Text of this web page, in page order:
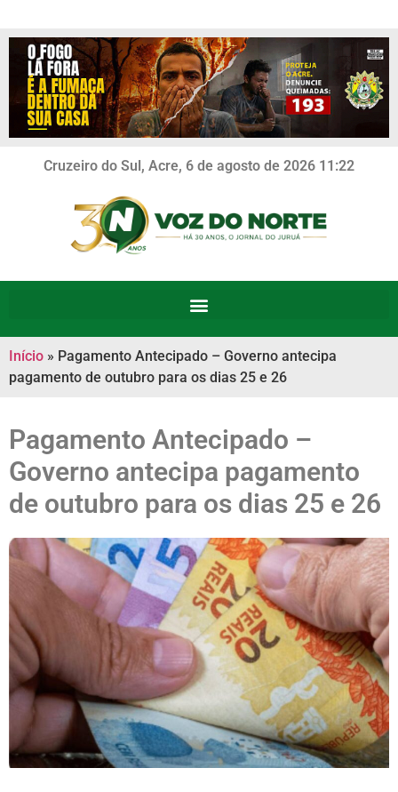
Cruzeiro do Sul, Acre, 6 de agosto de 2026 11:22
Início » Pagamento Antecipado – Governo antecipa
pagamento de outubro para os dias 25 e 26
Pagamento Antecipado –
Governo antecipa pagamento
de outubro para os dias 25 e 26